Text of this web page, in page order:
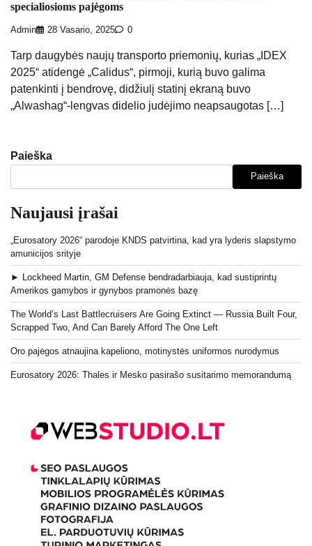
specialiosioms pajėgoms
Admin 28 Vasario, 2025 0
Tarp daugybės naujų transporto priemonių, kurias „IDEX
2025“ atidengė „Calidus“, pirmoji, kurią buvo galima
patenkinti į bendrovę, didžiulį statinį ekraną buvo
„Alwashag“-lengvas didelio judėjimo neapsaugotas […]
Paieška
Paieška
Naujausi įrašai
„Eurosatory 2026“ parodoje KNDS patvirtina, kad yra lyderis slapstymo
amunicijos srityje
► Lockheed Martin, GM Defense bendradarbiauja, kad sustiprintų
Amerikos gamybos ir gynybos pramonės bazę
The World’s Last Battlecruisers Are Going Extinct — Russia Built Four,
Scrapped Two, And Can Barely Afford The One Left
Oro pajėgos atnaujina kapeliono, motinystės uniformos nurodymus
Eurosatory 2026: Thales ir Mesko pasirašo susitarimo memorandumą